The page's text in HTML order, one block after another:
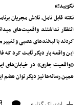
نگویید!»
نکته قابل تامل، تلاش مجریان
انتظار نداشتند واقعیت‌های
کردند با لبخندهای عصبی و
این واقعه بار دیگر ثابت کرد که
«واقعیت جاری» در خیابان‌های
همین رسانه‌ها نیز دیگر توان هضم